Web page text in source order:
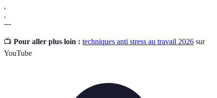
,
,
---
📺 Pour aller plus loin : techniques anti stress au travail 2026 sur
YouTube